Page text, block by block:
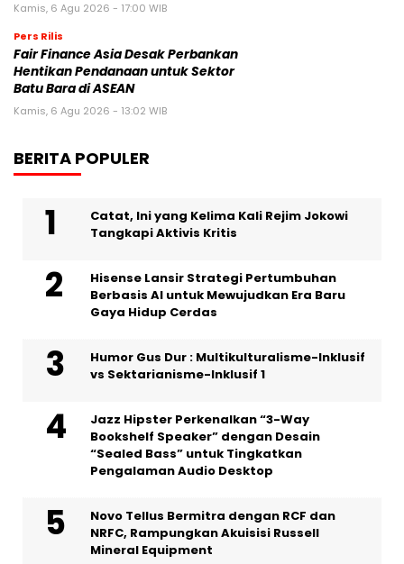
Kamis, 6 Agu 2026 - 17:00 WIB
Pers Rilis
Fair Finance Asia Desak Perbankan
Hentikan Pendanaan untuk Sektor
Batu Bara di ASEAN
Kamis, 6 Agu 2026 - 13:02 WIB
BERITA POPULER
Catat, Ini yang Kelima Kali Rejim Jokowi
Tangkapi Aktivis Kritis
Hisense Lansir Strategi Pertumbuhan
Berbasis AI untuk Mewujudkan Era Baru
Gaya Hidup Cerdas
Humor Gus Dur : Multikulturalisme-Inklusif
vs Sektarianisme-Inklusif 1
Jazz Hipster Perkenalkan “3-Way
Bookshelf Speaker” dengan Desain
“Sealed Bass” untuk Tingkatkan
Pengalaman Audio Desktop
Novo Tellus Bermitra dengan RCF dan
NRFC, Rampungkan Akuisisi Russell
Mineral Equipment